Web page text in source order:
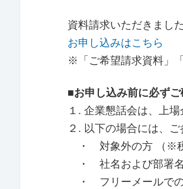
資料請求いただきまし
お申し込みはこちら
※「ご希望請求資料」
■お申し込み前に必ずご
１. 企業懇話会は、上
２. 以下の場合には、
・ 対象外の方 （※税
・ 社名および部署名
・ フリーメールで